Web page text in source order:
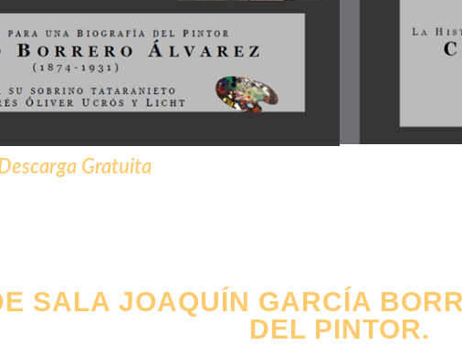
Gratuita
SALA JOAQUÍN GARCÍA
DEL PINTOR.